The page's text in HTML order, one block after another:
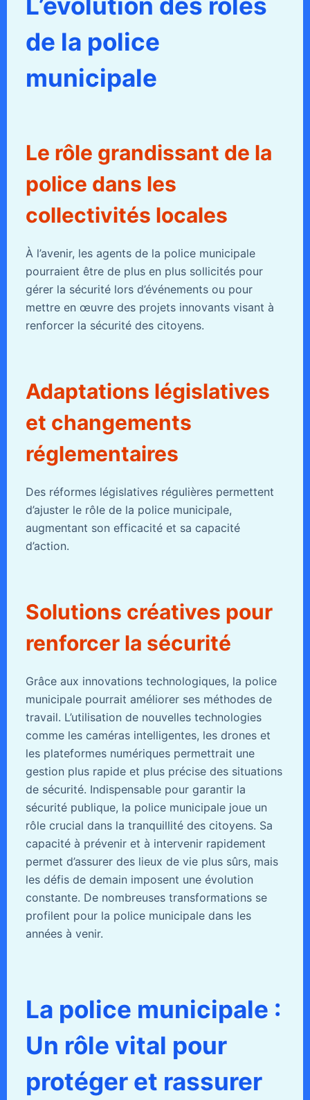
de la police
municipale
Le rôle grandissant de la
police dans les
collectivités locales
À l’avenir, les agents de la police municipale
pourraient être de plus en plus sollicités pour
gérer la sécurité lors d’événements ou pour
mettre en œuvre des projets innovants visant à
renforcer la sécurité des citoyens.
Adaptations législatives
et changements
réglementaires
Des réformes législatives régulières permettent
d’ajuster le rôle de la police municipale,
augmentant son efficacité et sa capacité
d’action.
Solutions créatives pour
renforcer la sécurité
Grâce aux innovations technologiques, la police
municipale pourrait améliorer ses méthodes de
travail. L’utilisation de nouvelles technologies
comme les caméras intelligentes, les drones et
les plateformes numériques permettrait une
gestion plus rapide et plus précise des situations
de sécurité. Indispensable pour garantir la
sécurité publique, la police municipale joue un
rôle crucial dans la tranquillité des citoyens. Sa
capacité à prévenir et à intervenir rapidement
permet d’assurer des lieux de vie plus sûrs, mais
les défis de demain imposent une évolution
constante. De nombreuses transformations se
profilent pour la police municipale dans les
années à venir.
La police municipale :
Un rôle vital pour
protéger et rassurer